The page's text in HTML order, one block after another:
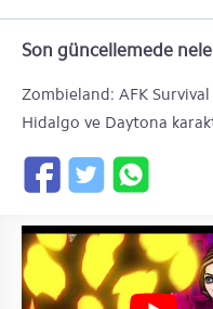
Son güncellemede
Zombieland: AFK
Hidalgo ve Daytona